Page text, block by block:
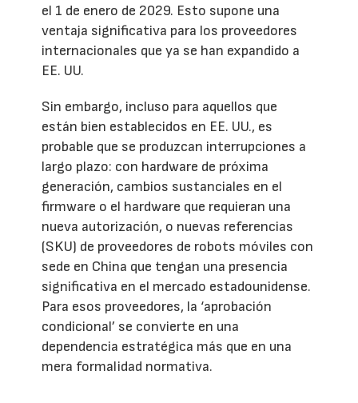
el 1 de enero de 2029. Esto supone una
ventaja significativa para los proveedores
internacionales que ya se han expandido a
EE. UU.
Sin embargo, incluso para aquellos que
están bien establecidos en EE. UU., es
probable que se produzcan interrupciones a
largo plazo: con hardware de próxima
generación, cambios sustanciales en el
firmware o el hardware que requieran una
nueva autorización, o nuevas referencias
(SKU) de proveedores de robots móviles con
sede en China que tengan una presencia
significativa en el mercado estadounidense.
Para esos proveedores, la ‘aprobación
condicional’ se convierte en una
dependencia estratégica más que en una
mera formalidad normativa.